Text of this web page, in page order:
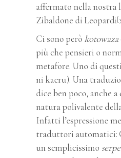
affermato nella nostra
Zibaldone di Leopardi
Ci sono però kotowaza
più che pensieri o
metafore. Uno di
ni kaeru). Una
dice ben poco, anche a
natura polivalente
Infatti l’espressione
traduttori automatici:
un semplicissimo